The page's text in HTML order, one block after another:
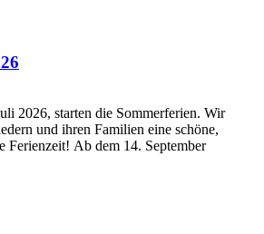
2026, starten die Sommerferien. Wir
und ihren Familien eine schöne,
Ferienzeit! Ab dem 14. September